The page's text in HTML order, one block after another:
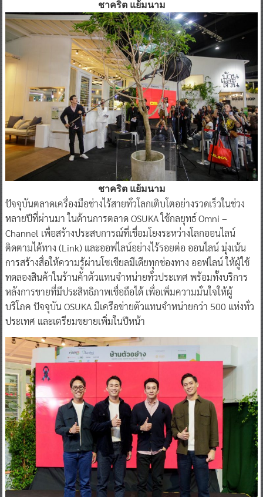
ชาคริต แย้มนาม
ชาคริต แย้มนาม
ปัจจุบันตลาดเครื่องมือช่างไร้สายทั่วโลกเติบโตอย่างรวดเร็วในช่วง
หลายปีที่ผ่านมา ในด้านการตลาด OSUKA ใช้กลยุทธ์ Omni –
Channel เพื่อสร้างประสบการณ์ที่เชื่อมโยงระหว่างโลกออนไลน์
ติดตามได้ทาง (Link) และออฟไลน์อย่างไร้รอยต่อ ออนไลน์ มุ่งเน้น
การสร้างสื่อให้ความรู้ผ่านโซเชียลมีเดียทุกช่องทาง ออฟไลน์ ให้ผู้ใช้
ทดลองสินค้าในร้านค้าตัวแทนจำหน่ายทั่วประเทศ พร้อมทั้งบริการ
หลังการขายที่มีประสิทธิภาพเชื่อถือได้ เพื่อเพิ่มความมั่นใจให้ผู้
บริโภค ปัจจุบัน OSUKA มีเครือข่ายตัวแทนจำหน่ายกว่า 500 แห่งทั่ว
ประเทศ และเตรียมขยายเพิ่มในปีหน้า